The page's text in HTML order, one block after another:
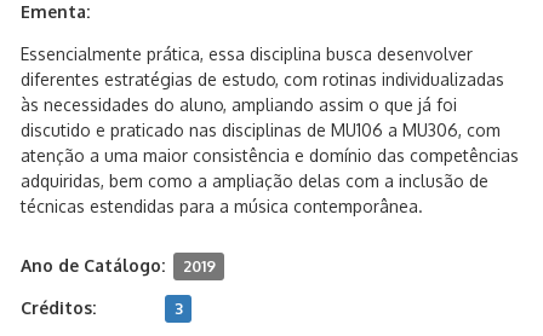
Ementa:
Essencialmente prática, essa disciplina busca desenvolver
diferentes estratégias de estudo, com rotinas individualizadas
às necessidades do aluno, ampliando assim o que já foi
discutido e praticado nas disciplinas de MU106 a MU306, com
atenção a uma maior consistência e domínio das competências
adquiridas, bem como a ampliação delas com a inclusão de
técnicas estendidas para a música contemporânea.
Ano de Catálogo: 2019
Créditos: 3